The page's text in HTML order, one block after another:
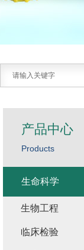
产品中心
Products
生命科学
生物工程
临床检验